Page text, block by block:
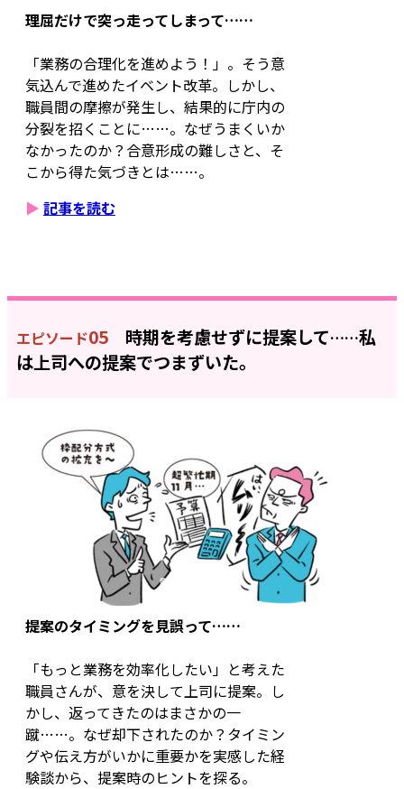
理屈だけで突っ走ってしまって……
「業務の合理化を進めよう！」。そう意
気込んで進めたイベント改革。しかし、
職員間の摩擦が発生し、結果的に庁内の
分裂を招くことに……。なぜうまくいか
なかったのか？合意形成の難しさと、そ
こから得た気づきとは……。
▶ 記事を読む
エピソード05 時期を考慮せずに提案して……私
は上司への提案でつまずいた。
提案のタイミングを見誤って……
「もっと業務を効率化したい」と考えた
職員さんが、意を決して上司に提案。し
かし、返ってきたのはまさかの一
蹴……。なぜ却下されたのか？タイミン
グや伝え方がいかに重要かを実感した経
験談から、提案時のヒントを探る。